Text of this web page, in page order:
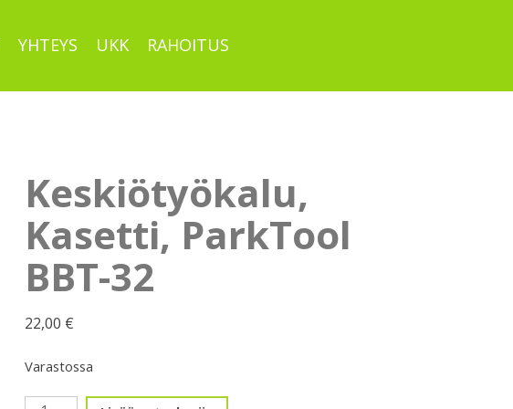
YHTEYS UKK RAHOITUS
Keskiötyökalu,
Kasetti, ParkTool
BBT-32
22,00 €
Varastossa